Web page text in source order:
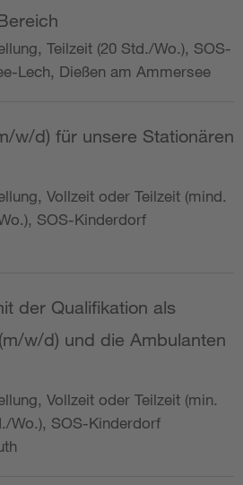
Teilzeit (20 Std./Wo.), SOS-
Lech, Dießen am Ammersee
w/d) für unsere Stationären
Vollzeit oder Teilzeit (mind.
SOS-Kinderdorf
der Qualifikation als
w/d) und die Ambulanten
Vollzeit oder Teilzeit (min.
Wo.), SOS-Kinderdorf